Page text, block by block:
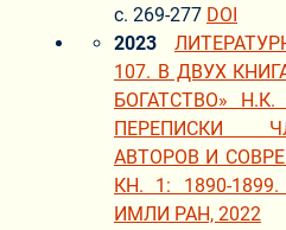
с. 269-277 DOI
2023
107. В ДВУХ
БОГАТСТВО»
ПЕРЕПИСКИ
АВТОРОВ И
КН. 1: 1890-
ИМЛИ РАН, 2022